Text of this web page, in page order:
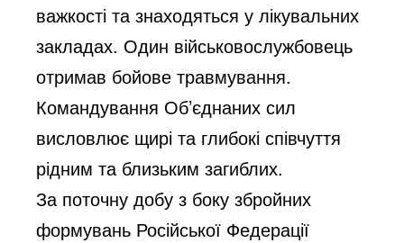
важкості та знаходяться у лікувальних
закладах. Один військовослужбовець
отримав бойове травмування.
Командування Об’єднаних сил
висловлює щирі та глибокі співчуття
рідним та близьким загиблих.
За поточну добу з боку збройних
формувань Російської Федерації